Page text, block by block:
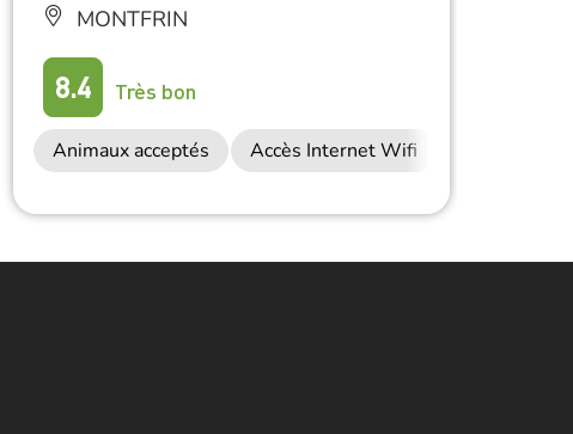
MONTFRIN
8.4 Très bon
Animaux acceptés Accès Internet Wifi